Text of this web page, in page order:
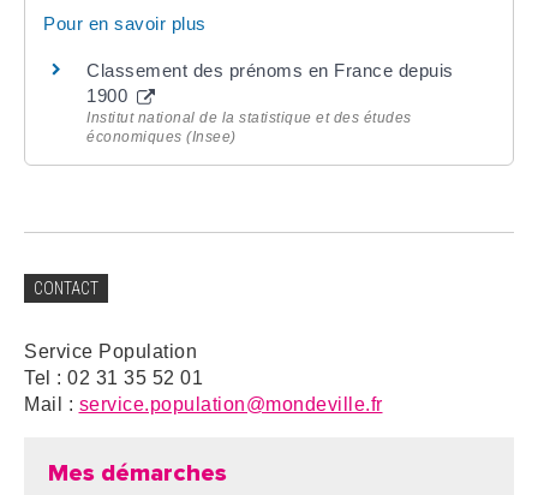
Pour en savoir plus
Classement des prénoms en France depuis
1900
Institut national de la statistique et des études
économiques (Insee)
CONTACT
Service Population
Tel : 02 31 35 52 01
Mail : service.population@mondeville.fr
Mes démarches